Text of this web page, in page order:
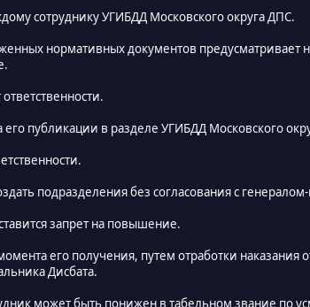
сотруднику УГИБДД Московского округа ДПС.
нормативных документов предусматривает
его публикации в разделе УГИБДД Московского
подразделения без согласования с
запрет на повышение.
его получения, путем отработки наказания
Дисбата.
может быть понижен в табельном звание по